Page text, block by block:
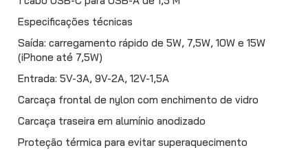
Especificações técnicas
Saída: carregamento rápido de 5W, 7,5W, 10W e 15W
(iPhone até 7,5W)
Entrada: 5V-3A, 9V-2A, 12V-1,5A
Carcaça frontal de nylon com enchimento de vidro
Carcaça traseira em alumínio anodizado
Proteção térmica para evitar superaquecimento